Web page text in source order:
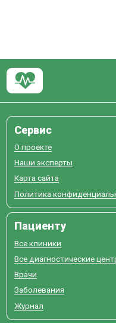
Сервис
О проекте
Наши эксперты
Карта сайта
Политика
Пациенту
Все клиники
Все диагностические
Врачи
Заболевания
Журнал